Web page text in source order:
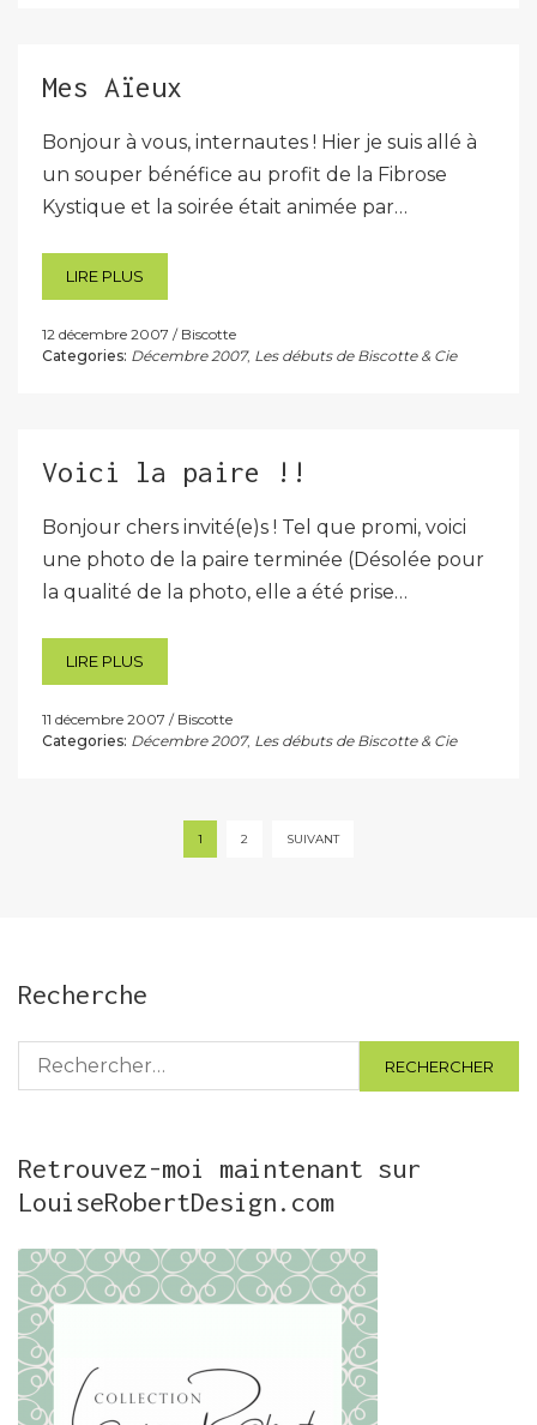
Mes Aïeux
Bonjour à vous, internautes ! Hier je suis allé à
un souper bénéfice au profit de la Fibrose
Kystique et la soirée était animée par…
LIRE PLUS
12 décembre 2007
Biscotte
Categories: Décembre 2007, Les débuts de Biscotte & Cie
Voici la paire !!
Bonjour chers invité(e)s ! Tel que promi, voici
une photo de la paire terminée (Désolée pour
la qualité de la photo, elle a été prise…
LIRE PLUS
11 décembre 2007
Biscotte
Categories: Décembre 2007, Les débuts de Biscotte & Cie
1 2 SUIVANT
Recherche
Rechercher :
Retrouvez-moi maintenant sur
LouiseRobertDesign.com